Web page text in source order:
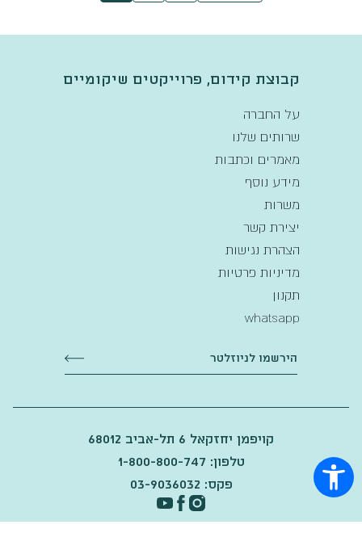
קבוצת קידום, פרוייקטים שיקומיים
על החברה
שרותים שלנו
מאמרים וכתבות
מידע נוסף
משרות
יצירת קשר
הצהרת נגישות
מדיניות פרטיות
תקנון
whatsapp
קויפמן יחזקאל 6 תל-אביב 68012
טלפון: 1-800-800-747
פקס: 03-9036032